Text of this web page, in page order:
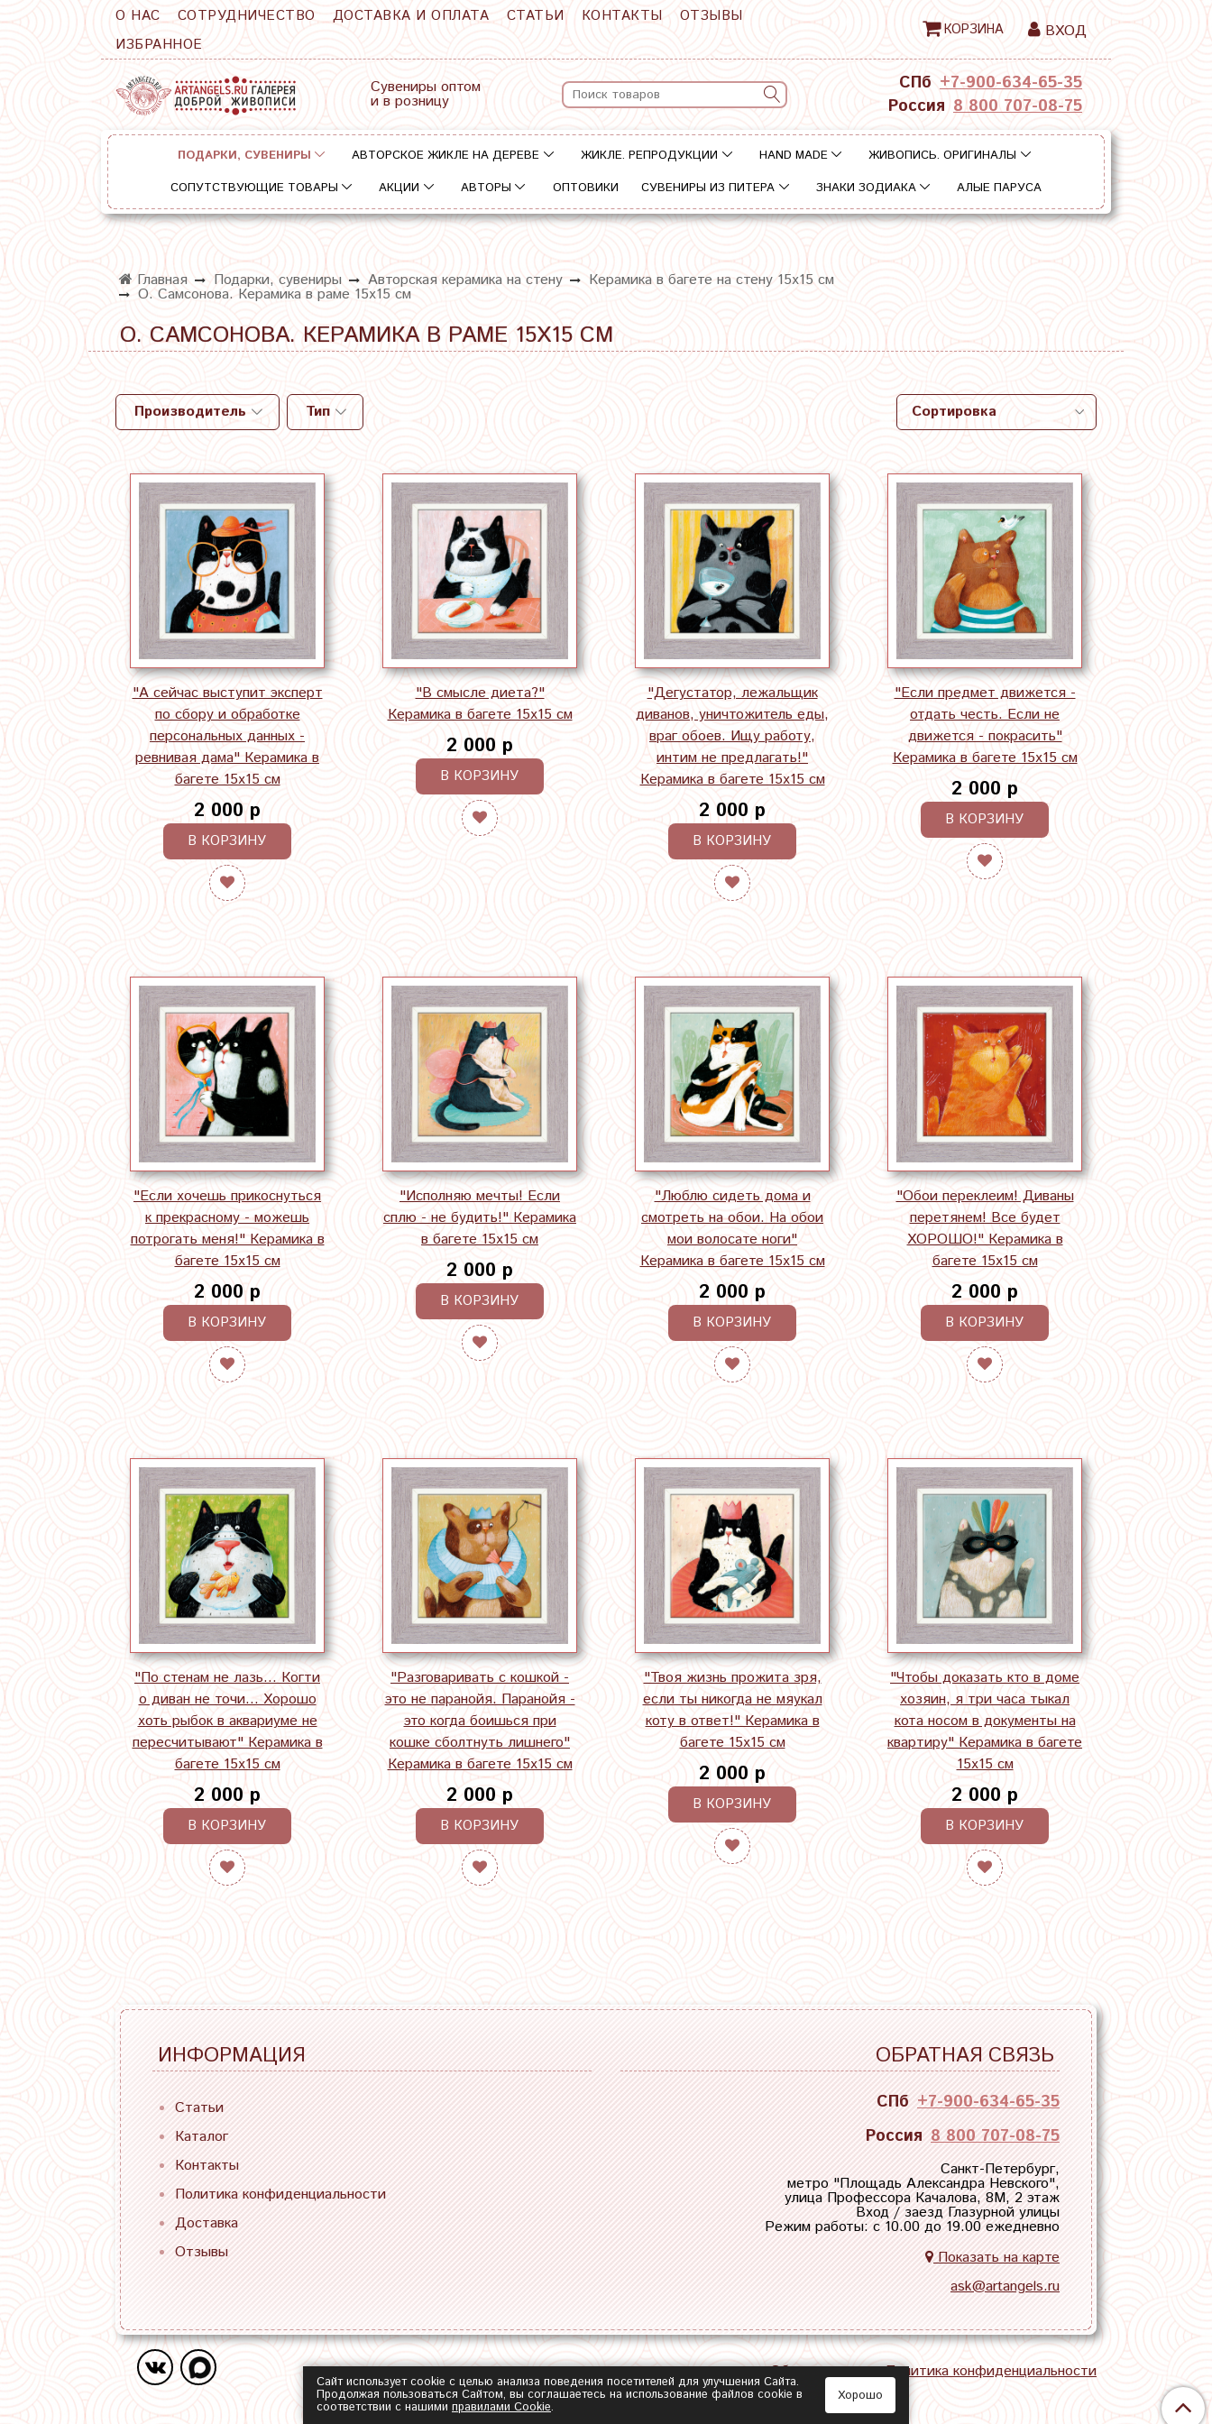
О НАС СОТРУДНИЧЕСТВО ДОСТАВКА И ОПЛАТА СТАТЬИ КОНТАКТЫ
ОТЗЫВЫ
ИЗБРАННОЕ
КОРЗИНА ВХОД
Сувениры оптом
и в розницу
СПб +7-900-634-65-35
Россия 8 800 707-08-75
ПОДАРКИ, СУВЕНИРЫ АВТОРСКОЕ ЖИКЛЕ НА ДЕРЕВЕ ЖИКЛЕ. РЕПРОДУКЦИИ HAND MADE
ЖИВОПИСЬ. ОРИГИНАЛЫ
СОПУТСТВУЮЩИЕ ТОВАРЫ
АКЦИИ АВТОРЫ ОПТОВИКИ СУВЕНИРЫ ИЗ ПИТЕРА ЗНАКИ ЗОДИАКА АЛЫЕ ПАРУСА
Главная Подарки, сувениры Авторская керамика на стену Керамика в багете на стену 15х15 см
О. Самсонова. Керамика в раме 15х15 см
О. САМСОНОВА. КЕРАМИКА В РАМЕ 15Х15 СМ
Производитель Тип
"А сейчас выступит эксперт
по сбору и обработке
персональных данных -
ревнивая дама" Керамика в
багете 15х15 см
2 000 р
В КОРЗИНУ
"В смысле диета?"
Керамика в багете 15х15 см
2 000 р
В КОРЗИНУ
"Дегустатор, лежальщик
диванов, уничтожитель еды,
враг обоев. Ищу работу,
интим не предлагать!"
Керамика в багете 15х15 см
2 000 р
В КОРЗИНУ
"Если предмет движется -
отдать честь. Если не
движется - покрасить"
Керамика в багете 15х15 см
2 000 р
В КОРЗИНУ
"Если хочешь прикоснуться
к прекрасному - можешь
потрогать меня!" Керамика в
багете 15х15 см
2 000 р
В КОРЗИНУ
"Исполняю мечты! Если
сплю - не будить!" Керамика
в багете 15х15 см
2 000 р
В КОРЗИНУ
"Люблю сидеть дома и
смотреть на обои. На обои
мои волосате ноги"
Керамика в багете 15х15 см
2 000 р
В КОРЗИНУ
"Обои переклеим! Диваны
перетянем! Все будет
ХОРОШО!" Керамика в
багете 15х15 см
2 000 р
В КОРЗИНУ
"По стенам не лазь... Когти
о диван не точи... Хорошо
хоть рыбок в аквариуме не
пересчитывают" Керамика в
багете 15х15 см
2 000 р
В КОРЗИНУ
"Разговаривать с кошкой -
это не паранойя. Паранойя -
это когда боишься при
кошке сболтнуть лишнего"
Керамика в багете 15х15 см
2 000 р
В КОРЗИНУ
"Твоя жизнь прожита зря,
если ты никогда не мяукал
коту в ответ!" Керамика в
багете 15х15 см
2 000 р
В КОРЗИНУ
"Чтобы доказать кто в доме
хозяин, я три часа тыкал
кота носом в документы на
квартиру" Керамика в багете
15х15 см
2 000 р
В КОРЗИНУ
ИНФОРМАЦИЯ
Статьи
Каталог
Контакты
Политика конфиденциальности
Доставка
Отзывы
ОБРАТНАЯ СВЯЗЬ
СПб +7-900-634-65-35
Россия 8 800 707-08-75
Санкт-Петербург,
метро "Площадь Александра Невского",
улица Профессора Качалова, 8М, 2 этаж
Вход / заезд Глазурной улицы
Режим работы: с 10.00 до 19.00 ежедневно
Показать на карте
ask@artangels.ru
Обратная связь Политика конфиденциальности
Сайт использует cookie с целью анализа поведения посетителей для улучшения Сайта.
Продолжая пользоваться Сайтом, вы соглашаетесь на использование файлов cookie в
соответствии с нашими правилами Сookie.
Хорошо